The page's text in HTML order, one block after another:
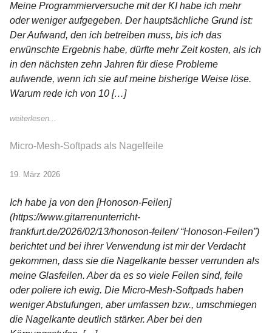
Meine Programmierversuche mit der KI habe ich mehr
oder weniger aufgegeben. Der hauptsächliche Grund ist:
Der Aufwand, den ich betreiben muss, bis ich das
erwünschte Ergebnis habe, dürfte mehr Zeit kosten, als ich
in den nächsten zehn Jahren für diese Probleme
aufwende, wenn ich sie auf meine bisherige Weise löse.
Warum rede ich von 10 […]
weiterlesen...
Micro-Mesh-Softpads als Nagelfeile
19. März 2026
Ich habe ja von den [Honoson-Feilen]
(https://www.gitarrenunterricht-
frankfurt.de/2026/02/13/honoson-feilen/ “Honoson-Feilen”)
berichtet und bei ihrer Verwendung ist mir der Verdacht
gekommen, dass sie die Nagelkante besser verrunden als
meine Glasfeilen. Aber da es so viele Feilen sind, feile
oder poliere ich ewig. Die Micro-Mesh-Softpads haben
weniger Abstufungen, aber umfassen bzw., umschmiegen
die Nagelkante deutlich stärker. Aber bei den